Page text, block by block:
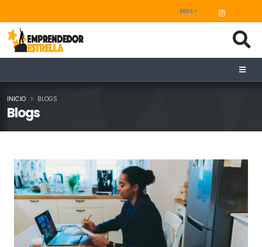
Mas
Blogs
INICIO BLOGS